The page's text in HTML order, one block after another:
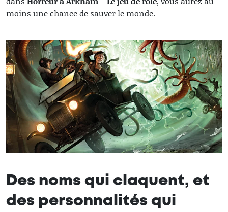
moins une chance de sauver le monde.
Des noms qui claquent, et
des personnalités qui